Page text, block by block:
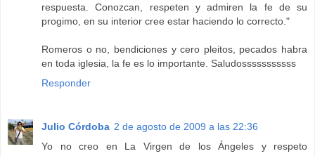
respuesta. Conozcan, respeten y admiren la fe de su
progimo, en su interior cree estar haciendo lo correcto."
Romeros o no, bendiciones y cero pleitos, pecados habra
en toda iglesia, la fe es lo importante. Saludosssssssssss
Responder
Julio Córdoba 2 de agosto de 2009 a las 22:36
Yo no creo en La Virgen de los Ángeles y respeto